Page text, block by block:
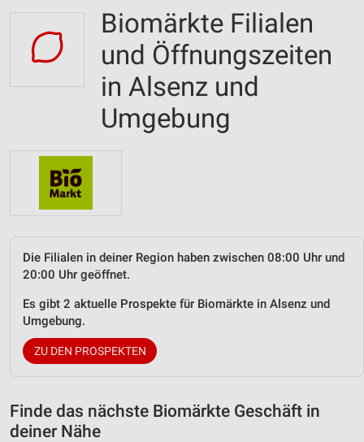
Biomärkte Filialen
und Öffnungszeiten
in Alsenz und
Umgebung
Die Filialen in deiner Region haben zwischen 08:00 Uhr und
20:00 Uhr geöffnet.
Es gibt 2 aktuelle Prospekte für Biomärkte in Alsenz und
Umgebung.
ZU DEN PROSPEKTEN
Finde das nächste Biomärkte Geschäft in
deiner Nähe